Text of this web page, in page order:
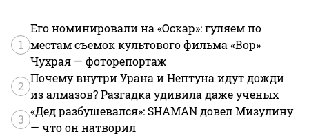
1
Его номинировали на «Оскар»: гуляем по
местам съемок культового фильма «Вор»
Чухрая — фоторепортаж
2
Почему внутри Урана и Нептуна идут дожди
из алмазов? Разгадка удивила даже ученых
3
«Дед разбушевался»: SHAMAN довел Мизулину
— что он натворил